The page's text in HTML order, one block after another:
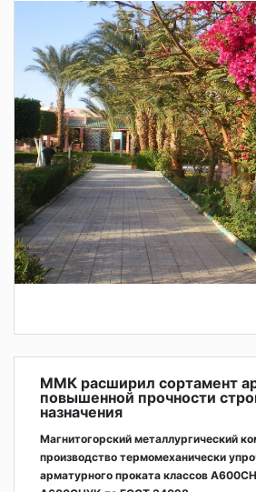
ММК расширил сортамент
повышенной прочности
назначения
Магнитогорский металлургический
производство термомеханически
арматурного проката классов